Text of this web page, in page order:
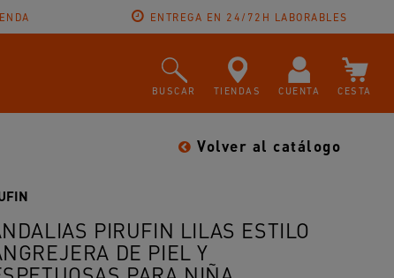
ENTREGA EN 24/72H LABORABLES
CESTA
CUENTA
TIENDAS
BUSCAR
Volver al catálogo
PIRUFIN LILAS ESTILO
DE PIEL Y